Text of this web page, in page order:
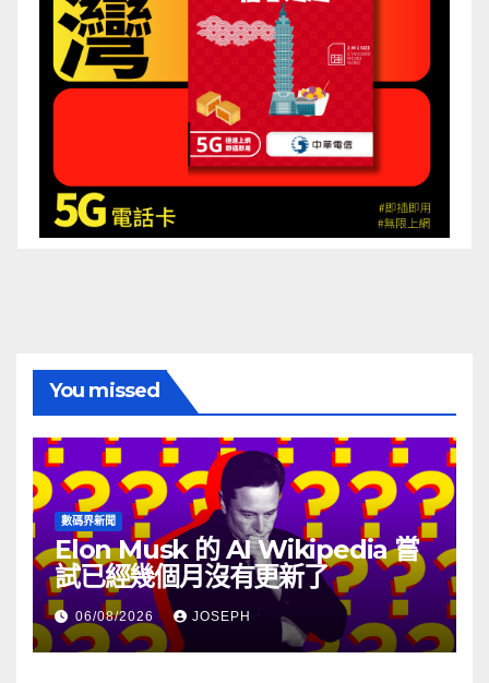
You missed
數碼界新聞
Elon Musk 的 AI Wikipedia 嘗
試已經幾個月沒有更新了
06/08/2026 JOSEPH